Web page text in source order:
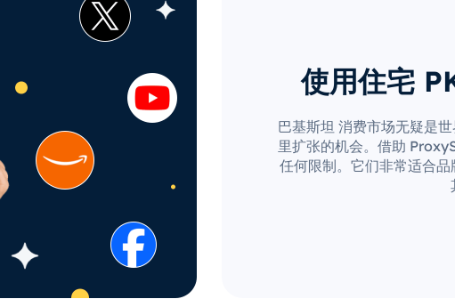
使用住宅
巴基斯坦 消费市场无疑是
里扩张的机会。借助
任何限制。它们非常适合